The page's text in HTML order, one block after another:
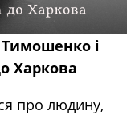
Тимошенко і
Харкова
про людину,